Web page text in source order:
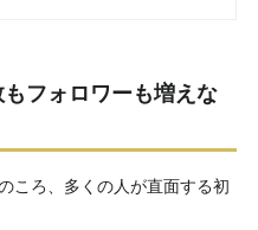
フォロワーも増えな
ころ、多くの人が直面する初